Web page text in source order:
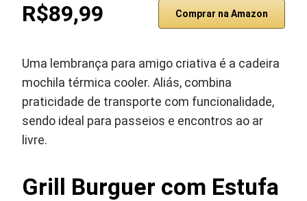
R$89,99 Comprar na Amazon
Uma lembrança para amigo criativa é a cadeira
mochila térmica cooler. Aliás, combina
praticidade de transporte com funcionalidade,
sendo ideal para passeios e encontros ao ar
livre.
Grill Burguer com Estufa